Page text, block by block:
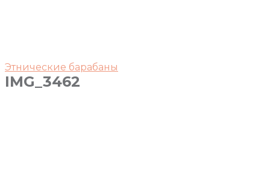
Этнические барабаны
IMG_3462